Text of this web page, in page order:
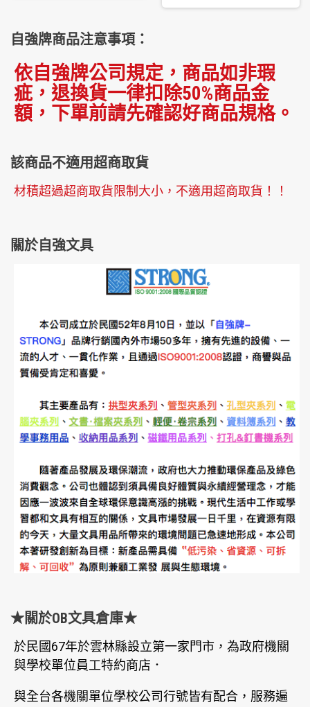
自強牌商品注意事項：
依自強牌公司規定，商品如非瑕
疵，退換貨一律扣除50%商品金
額，下單前請先確認好商品規格。
該商品不適用超商取貨
材積超過超商取貨限制大小，不適用超商取貨！！
關於自強文具
★關於OB文具倉庫★
於民國67年於雲林縣設立第一家門市，為政府機關
與學校單位員工特約商店．
與全台各機關單位學校公司行號皆有配合，服務遍